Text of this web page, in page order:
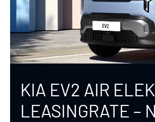
KIA EV2 AIR
LEASINGRATE –